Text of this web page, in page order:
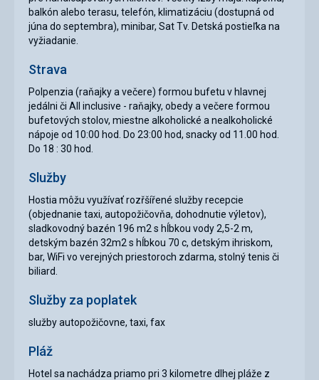
balkón alebo terasu, telefón, klimatizáciu (dostupná od
júna do septembra), minibar, Sat Tv. Detská postieľka na
vyžiadanie.
Strava
Polpenzia (raňajky a večere) formou bufetu v hlavnej
jedálni či All inclusive - raňajky, obedy a večere formou
bufetových stolov, miestne alkoholické a nealkoholické
nápoje od 10:00 hod. Do 23:00 hod, snacky od 11.00 hod.
Do 18 : 30 hod.
Služby
Hostia môžu využívať rozřšířené služby recepcie
(objednanie taxi, autopožičovňa, dohodnutie výletov), ​​
sladkovodný bazén 196 m2 s hĺbkou vody 2,5-2 m,
detským bazén 32m2 s hĺbkou 70 c, detským ihriskom,
bar, WiFi vo verejných priestoroch zdarma, stolný tenis či
biliard.
Služby za poplatek
služby autopožičovne, taxi, fax
Pláž
Hotel sa nachádza priamo pri 3 kilometre dlhej pláže z